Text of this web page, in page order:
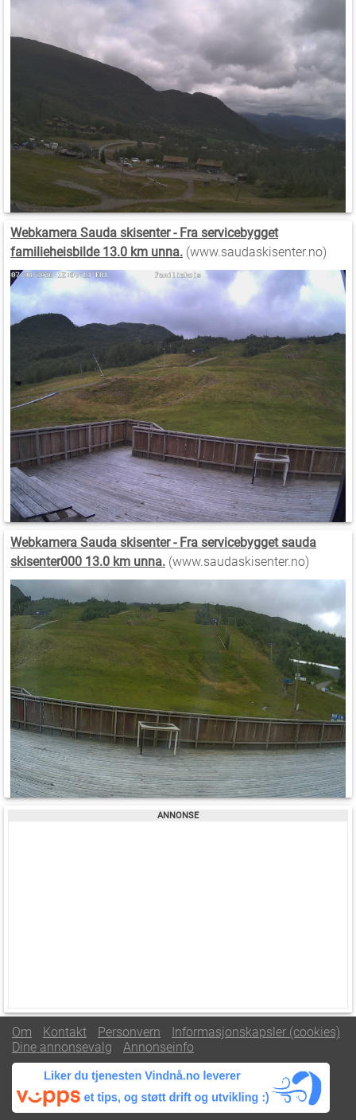
Webkamera Sauda skisenter - Fra servicebygget
familieheisbilde 13.0 km unna. (www.saudaskisenter.no)
Webkamera Sauda skisenter - Fra servicebygget sauda
skisenter000 13.0 km unna. (www.saudaskisenter.no)
Om Kontakt Personvern
Informasjonskapsler (cookies)
Dine annonsevalg
Annonseinfo